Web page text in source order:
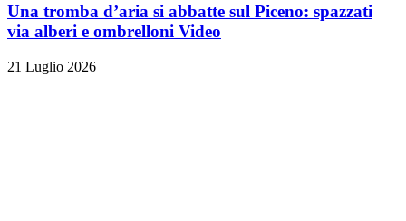
Una tromba d’aria si abbatte sul Piceno: spazzati
via alberi e ombrelloni Video
21 Luglio 2026